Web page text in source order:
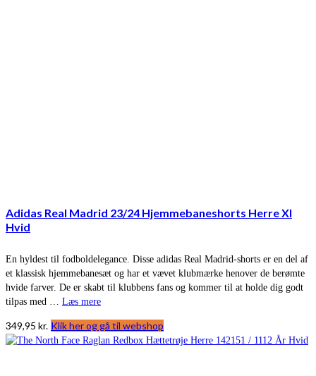
Adidas Real Madrid 23/24 Hjemmebaneshorts Herre Xl
Hvid
En hyldest til fodboldelegance. Disse adidas Real Madrid-shorts er en del af
et klassisk hjemmebanesæt og har et vævet klubmærke henover de berømte
hvide farver. De er skabt til klubbens fans og kommer til at holde dig godt
tilpas med … Læs mere
349,95 kr. Klik her og gå til webshop